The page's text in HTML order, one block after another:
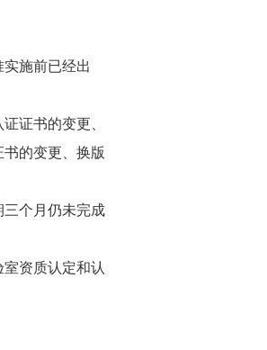
施前已经出
证书的变更、
的变更、换版
个月仍未完成
资质认定和认